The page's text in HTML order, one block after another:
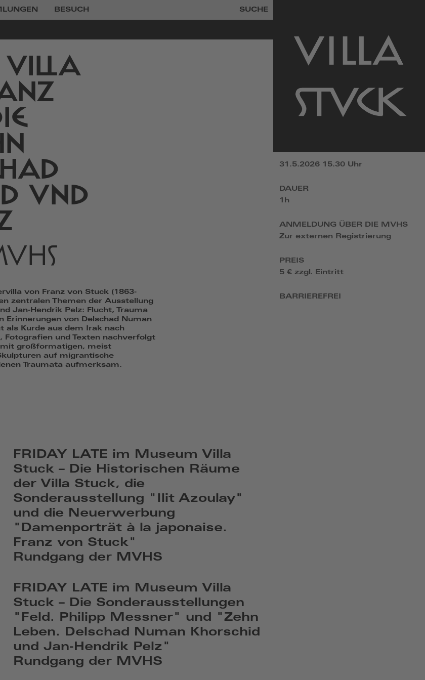
BESUCH SUCHE
UND
von Franz von Stuck (1863-
zentralen Themen der Ausstellung
Jan-Hendrik Pelz: Flucht, Trauma
Erinnerungen von Delschad Numan
als Kurde aus dem Irak nach
Fotografien und Texten nachverfolgt
großformatigen, meist
auf migrantische
Traumata aufmerksam.
FRIDAY LATE im Museum Villa
Stuck – Die Historischen Räume
der Villa Stuck, die
Sonderausstellung "Ilit Azoulay"
und die Neuerwerbung
"Damenporträt à la japonaise.
Franz von Stuck"
Rundgang der MVHS
Aug
7
2026,
19:08
FRIDAY LATE im Museum Villa
Stuck – Die Sonderausstellungen
"Feld. Philipp Messner" und "Zehn
Leben. Delschad Numan Khorschid
und Jan-Hendrik Pelz"
Rundgang der MVHS
Startseite
31.5.2026 15.30 Uhr
DAUER
1h
ANMELDUNG ÜBER DIE MVHS
Zur externen Registrierung
PREIS
5 € zzgl. Eintritt
BARRIEREFREI